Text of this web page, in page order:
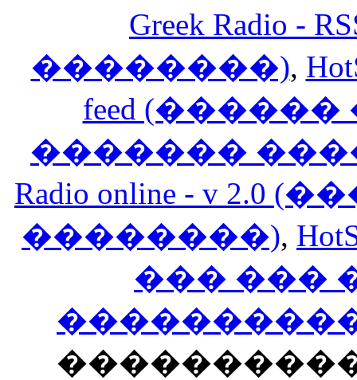
Greek Radio
��������),
feed
�������
Radio online - v
��������),
��� ���